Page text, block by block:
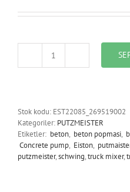
RING
Stok kodu: EST22085_269519002
Kategoriler: PUTZMEISTER
Etiketler: beton, beton popmasi,
Concrete pump, Eiston,
putzmeister,schwing,truck mixer,